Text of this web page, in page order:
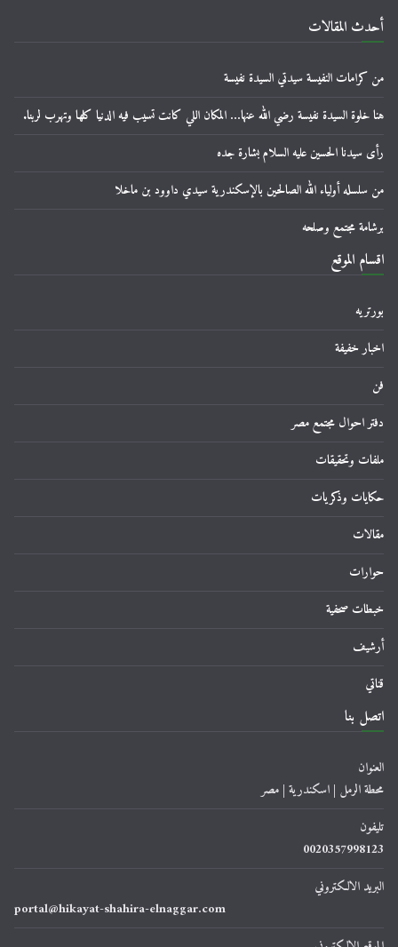
أحدث المقالات
من كرامات النفيسة سيدتي السيدة نفيسة
هنا خلوة السيدة نفيسة رضي الله عنها… المكان اللي كانت تسيب فيه الدنيا كلها وتهرب لربنا.
رأى سيدنا الحسين عليه السلام بشارة جده
من سلسله أولياء الله الصالحين بالإسكندرية سيدي داوود بن ماخلا
برشامة مجتمع وصلحه
اقسام الموقع
بورتريه
اخبار خفيفة
فن
دفتر احوال مجتمع مصر
ملفات وتحقيقات
حكايات وذكريات
مقالات
حوارات
خبطات صحفية
أرشيف
قناتي
اتصل بنا
العنوان
محطة الرمل | اسكندرية | مصر
تليفون
0020357998123
البريد الالكتروني
portal@hikayat-shahira-elnaggar.com